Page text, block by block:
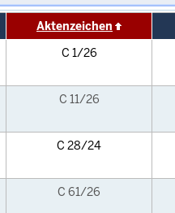
Aktenzeichen
C 1/26
C 11/26
C 28/24
C 61/26